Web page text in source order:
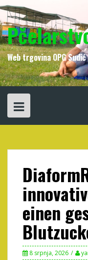
Skip
to
content
Web trgovina OPG Sudić
einen
8 srpnja, 2026